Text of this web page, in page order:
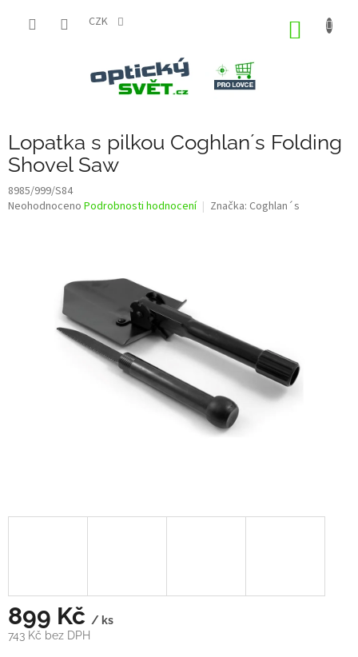
CZK
Lopatka s pilkou Coghlan´s Folding
Shovel Saw
8985/999/S84
Průměrné
Neohodnoceno Podrobnosti hodnocení Značka: Coghlan´s
899 Kč / ks
743 Kč bez DPH